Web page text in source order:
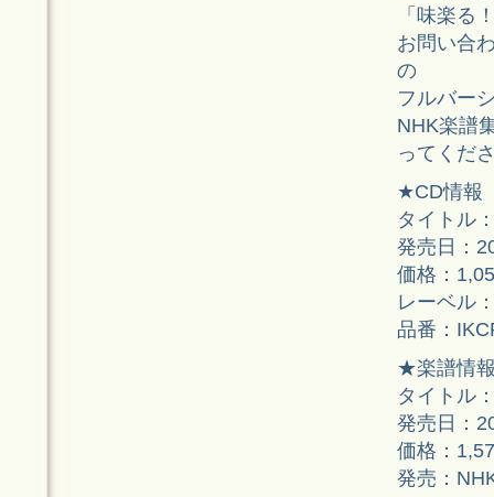
「味楽る
お問い合
の
フルバー
NHK楽譜
ってくだ
★CD情報
タイトル
発売日：
価格：
レーベル
品番：
★楽譜情
タイトル
発売日：
価格：
発売：